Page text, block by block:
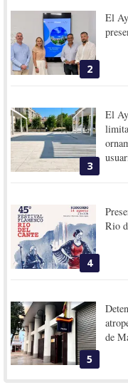
2
El
3
El
4
Rio
5
de